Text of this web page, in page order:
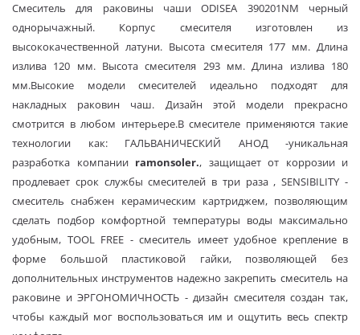
Смеситель для раковины чаши ODISEA 390201NM черный
однорычажный. Корпус смесителя изготовлен из
высококачественной латуни. Высота смесителя 177 мм. Длина
излива 120 мм. Высота смесителя 293 мм. Длина излива 180
мм.Высокие модели смесителей идеально подходят для
накладных раковин чаш. Дизайн этой модели прекрасно
смотрится в любом интерьере.В смесителе применяются такие
технологии как: ГАЛЬВАНИЧЕСКИЙ АНОД -уникальная
разработка компании ramonsoler., защищает от коррозии и
продлевает срок службы смесителей в три раза , SENSIBILITY -
смеситель снабжен керамическим картриджем, позволяющим
сделать подбор комфортной температуры воды максимально
удобным, TOOL FREE - смеситель имеет удобное крепление в
форме большой пластиковой гайки, позволяющей без
дополнительных инструментов надежно закрепить смеситель на
раковине и ЭРГОНОМИЧНОСТЬ - дизайн смесителя создан так,
чтобы каждый мог воспользоваться им и ощутить весь спектр